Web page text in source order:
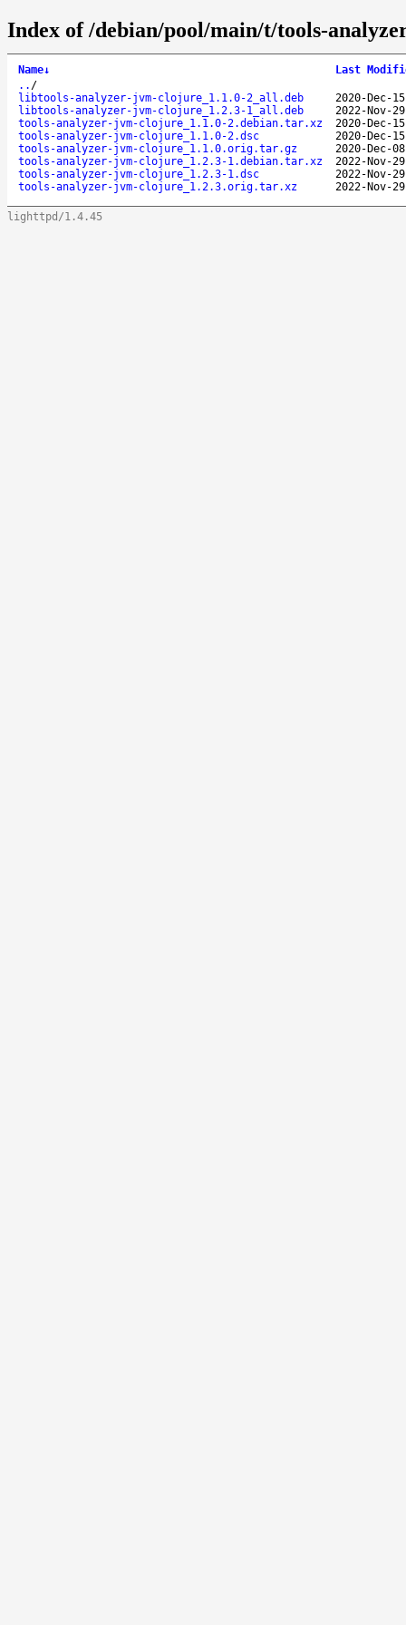
Index of /debian/pool/main/t/tools-
Name↓
Last
.. /
libtools-analyzer-jvm-clojure_1.1.0-2_all.deb
2020-Dec-
libtools-analyzer-jvm-clojure_1.2.3-1_all.deb
2022-Nov-
tools-analyzer-jvm-clojure_1.1.0-2.debian.tar.xz
2020-Dec-
tools-analyzer-jvm-clojure_1.1.0-2.dsc
2020-Dec-
tools-analyzer-jvm-clojure_1.1.0.orig.tar.gz
2020-Dec-
tools-analyzer-jvm-clojure_1.2.3-1.debian.tar.xz
2022-Nov-
tools-analyzer-jvm-clojure_1.2.3-1.dsc
2022-Nov-
tools-analyzer-jvm-clojure_1.2.3.orig.tar.xz
2022-Nov-
lighttpd/1.4.45